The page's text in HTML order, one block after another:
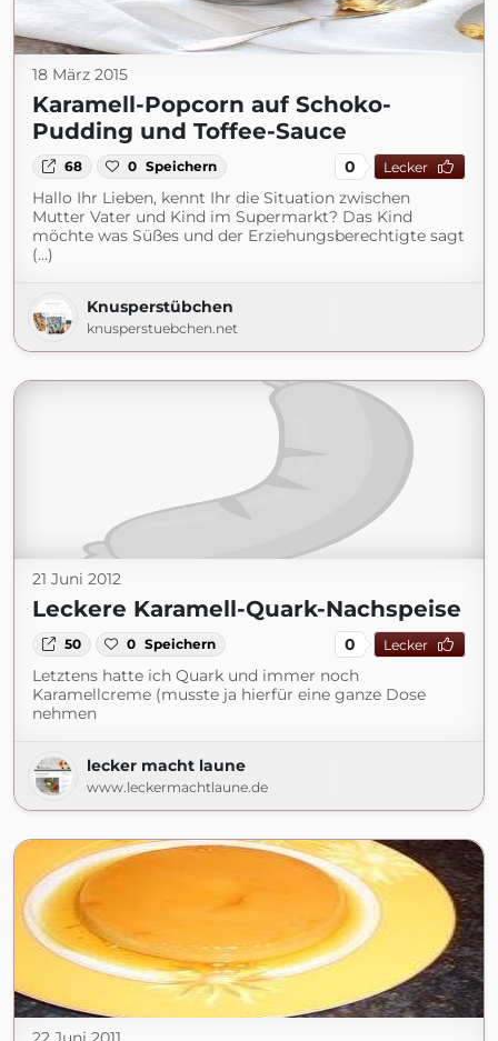
18 März 2015
Karamell-Popcorn auf Schoko-
Pudding und Toffee-Sauce
68 0 Speichern 0 Lecker
Hallo Ihr Lieben, kennt Ihr die Situation zwischen
Mutter Vater und Kind im Supermarkt? Das Kind
möchte was Süßes und der Erziehungsberechtigte sagt
(...)
Knusperstübchen
knusperstuebchen.net
21 Juni 2012
Leckere Karamell-Quark-Nachspeise
50 0 Speichern 0 Lecker
Letztens hatte ich Quark und immer noch
Karamellcreme (musste ja hierfür eine ganze Dose
nehmen
lecker macht laune
www.leckermachtlaune.de